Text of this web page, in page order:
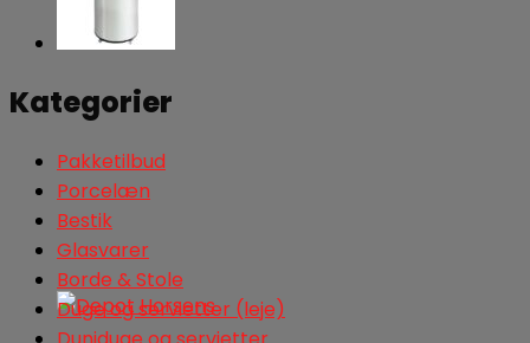
Kategorier
Pakketilbud
Porcelæn
Bestik
Glasvarer
Borde & Stole
Duge og servietter (leje)